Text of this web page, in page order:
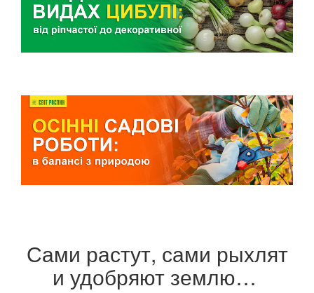
Сами растут, сами рыхлят
и удобряют землю…